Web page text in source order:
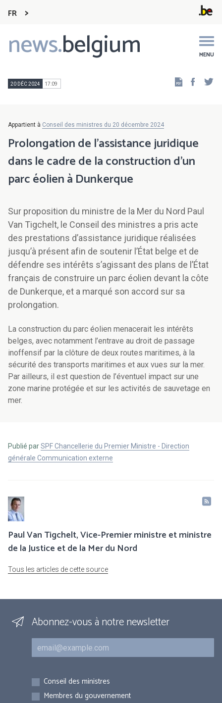
FR
news.belgium MENU
Main
navigation
20 DÉC 2024 17:09
Appartient à Conseil des ministres du 20 décembre 2024
Prolongation de l’assistance juridique
dans le cadre de la construction d’un
parc éolien à Dunkerque
Sur proposition du ministre de la Mer du Nord Paul
Van Tigchelt, le Conseil des ministres a pris acte
des prestations d’assistance juridique réalisées
jusqu’à présent afin de soutenir l’État belge et de
défendre ses intérêts s’agissant des plans de l’État
français de construire un parc éolien devant la côte
de Dunkerque, et a marqué son accord sur sa
prolongation.
La construction du parc éolien menacerait les intérêts
belges, avec notamment l’entrave au droit de passage
inoffensif par la clôture de deux routes maritimes, à la
sécurité des transports maritimes et aux vues sur la mer.
Par ailleurs, il est question de l’éventuel impact sur une
zone marine protégée et sur les activités de sauvetage en
mer.
Publié parSPF Chancellerie du Premier Ministre - Direction
générale Communication externe
Paul Van Tigchelt, Vice-Premier ministre et ministre
de la Justice et de la Mer du Nord
Tous les articles de cette source
Abonnez-vous à notre newsletter
Courriel
Inscriptions
Conseil des ministres
Membres du gouvernement